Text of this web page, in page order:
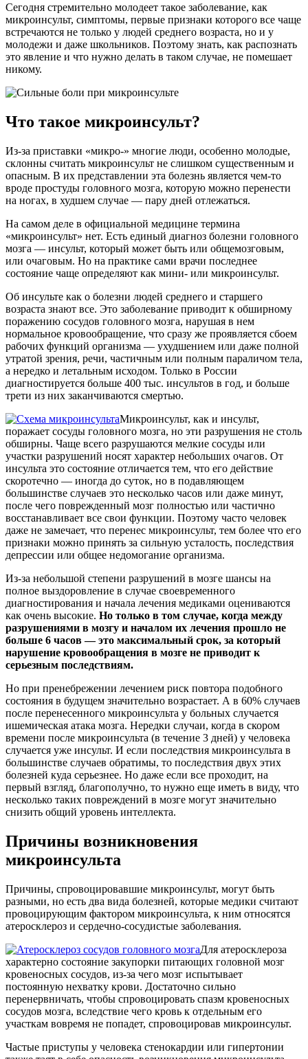
Сегодня стремительно молодеет такое заболевание, как
микроинсульт, симптомы, первые признаки которого все чаще
встречаются не только у людей среднего возраста, но и у
молодежи и даже школьников. Поэтому знать, как распознать
это явление и что нужно делать в таком случае, не помешает
никому.
Что такое микроинсульт?
Из-за приставки «микро-» многие люди, особенно молодые,
склонны считать микроинсульт не слишком существенным и
опасным. В их представлении эта болезнь является чем-то
вроде простуды головного мозга, которую можно перенести
на ногах, в худшем случае — пару дней отлежаться.
На самом деле в официальной медицине термина
«микроинсульт» нет. Есть единый диагноз болезни головного
мозга — инсульт, который может быть или общемозговым,
или очаговым. Но на практике сами врачи последнее
состояние чаще определяют как мини- или микроинсульт.
Об инсульте как о болезни людей среднего и старшего
возраста знают все. Это заболевание приводит к обширному
поражению сосудов головного мозга, нарушая в нем
нормальное кровообращение, что сразу же проявляется сбоем
рабочих функций организма — ухудшением или даже полной
утратой зрения, речи, частичным или полным параличом тела,
а нередко и летальным исходом. Только в России
диагностируется больше 400 тыс. инсультов в год, и больше
трети из них заканчиваются смертью.
Микроинсульт, как и инсульт,
поражает сосуды головного мозга, но эти разрушения не столь
обширны. Чаще всего разрушаются мелкие сосуды или
участки разрушений носят характер небольших очагов. От
инсульта это состояние отличается тем, что его действие
скоротечно — иногда до суток, но в подавляющем
большинстве случаев это несколько часов или даже минут,
после чего поврежденный мозг полностью или частично
восстанавливает все свои функции. Поэтому часто человек
даже не замечает, что перенес микроинсульт, тем более что его
признаки можно принять за сильную усталость, последствия
депрессии или общее недомогание организма.
Из-за небольшой степени разрушений в мозге шансы на
полное выздоровление в случае своевременного
диагностирования и начала лечения медиками оцениваются
как очень высокие. Но только в том случае, когда между
разрушениями в мозгу и началом их лечения прошло не
больше 6 часов — это максимальный срок, за который
нарушение кровообращения в мозге не приводит к
серьезным последствиям.
Но при пренебрежении лечением риск повтора подобного
состояния в будущем значительно возрастает. А в 60% случаев
после перенесенного микроинсульта у больных случается
ишемическая атака мозга. Нередки случаи, когда в скором
времени после микроинсульта (в течение 3 дней) у человека
случается уже инсульт. И если последствия микроинсульта в
большинстве случаев обратимы, то последствия двух этих
болезней куда серьезнее. Но даже если все проходит, на
первый взгляд, благополучно, то нужно еще иметь в виду, что
несколько таких повреждений в мозге могут значительно
снизить общий уровень интеллекта.
Причины возникновения
микроинсульта
Причины, спровоцировавшие микроинсульт, могут быть
разными, но есть два вида болезней, которые медики считают
провоцирующим фактором микроинсульта, к ним относятся
атеросклероз и сердечно-сосудистые заболевания.
Для атеросклероза
характерно состояние закупорки питающих головной мозг
кровеносных сосудов, из-за чего мозг испытывает
постоянную нехватку крови. Достаточно сильно
перенервничать, чтобы спровоцировать спазм кровеносных
сосудов мозга, вследствие чего кровь к отдельным его
участкам вовремя не попадет, спровоцировав микроинсульт.
Частые приступы у человека стенокардии или гипертонии